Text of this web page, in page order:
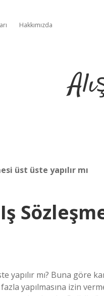
Hakkımızda
üst üste yapılır mı
yapılır mı? Buna göre
yapılmasına izin